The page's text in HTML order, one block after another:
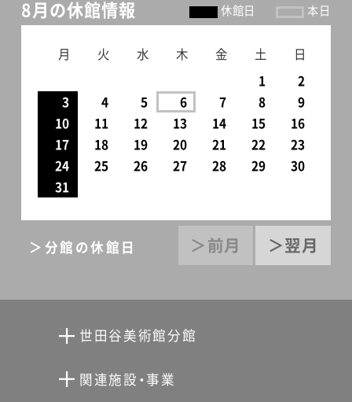
8月の休館情報 休館日 本日
月 火 水 木 金 土 日
1
2
3
4 5 6 7 8
9
10
11 12 13 14 15
16
17
18 19 20 21 22
23
24
25 26 27 28 29
30
31
＞前月 ＞翌月
＞分館の休館日
世田谷美術館分館
向井潤吉アトリエ館
関連施設・事業